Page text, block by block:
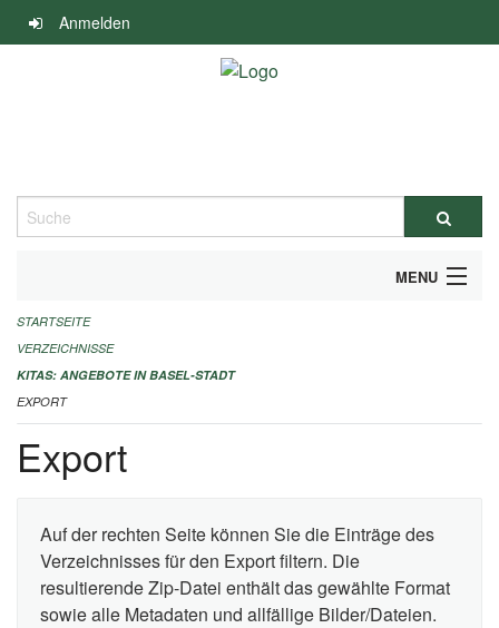
Navigation
überspringen
Anmelden
Suche
MENU
ALLGEMEINE INFORMATIONEN
IMPRESSUM
STARTSEITE
VERZEICHNISSE
KITAS: ANGEBOTE IN BASEL-STADT
EXPORT
Export
Auf der rechten Seite können Sie die Einträge des
Verzeichnisses für den Export filtern. Die
resultierende Zip-Datei enthält das gewählte Format
sowie alle Metadaten und allfällige Bilder/Dateien.